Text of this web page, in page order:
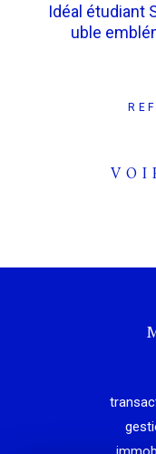
Idéal étudiant
uble